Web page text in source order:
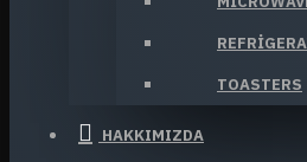
TOASTERS
HAKKIMIZDA